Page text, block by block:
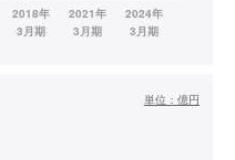
単位： 億円